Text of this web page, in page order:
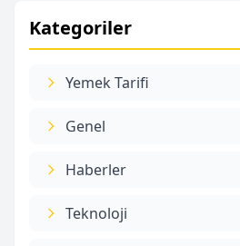
Kategoriler
Yemek Tarifi
Genel
Haberler
Teknoloji